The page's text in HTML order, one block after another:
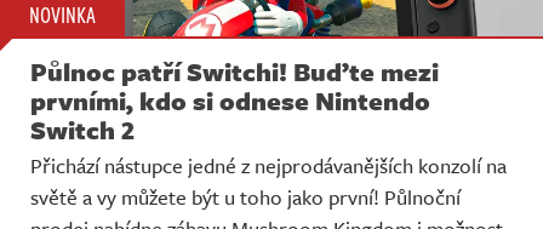
NOVINKA
Půlnoc patří Switchi! Buďte mezi
prvními, kdo si odnese Nintendo
Switch 2
Přichází nástupce jedné z nejprodávanějších konzolí na
světě a vy můžete být u toho jako první! Půlnoční